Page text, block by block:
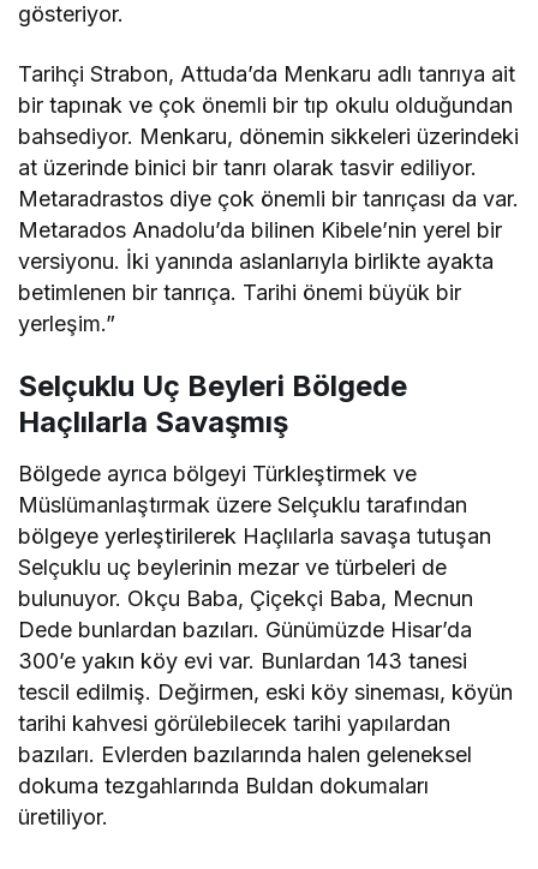
gösteriyor.
Tarihçi Strabon, Attuda’da Menkaru adlı tanrıya ait
bir tapınak ve çok önemli bir tıp okulu olduğundan
bahsediyor. Menkaru, dönemin sikkeleri üzerindeki
at üzerinde binici bir tanrı olarak tasvir ediliyor.
Metaradrastos diye çok önemli bir tanrıçası da var.
Metarados Anadolu’da bilinen Kibele’nin yerel bir
versiyonu. İki yanında aslanlarıyla birlikte ayakta
betimlenen bir tanrıça. Tarihi önemi büyük bir
yerleşim.”
Selçuklu Uç Beyleri Bölgede
Haçlılarla Savaşmış
Bölgede ayrıca bölgeyi Türkleştirmek ve
Müslümanlaştırmak üzere Selçuklu tarafından
bölgeye yerleştirilerek Haçlılarla savaşa tutuşan
Selçuklu uç beylerinin mezar ve türbeleri de
bulunuyor. Okçu Baba, Çiçekçi Baba, Mecnun
Dede bunlardan bazıları. Günümüzde Hisar’da
300’e yakın köy evi var. Bunlardan 143 tanesi
tescil edilmiş. Değirmen, eski köy sineması, köyün
tarihi kahvesi görülebilecek tarihi yapılardan
bazıları. Evlerden bazılarında halen geleneksel
dokuma tezgahlarında Buldan dokumaları
üretiliyor.